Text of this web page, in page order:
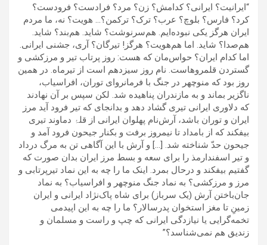
“ایرانیت؟ ایرانی؟ کدامش؟ زن؟ مرد؟ فرادست؟ فرودست؟
کرد؟ فارس؟ بلوچ؟ عرب؟ ترک؟ ترکمن؟… هویت؟ نه، ما مردم
ایران هرگز یکی نبوده‌ایم. هم‌سرنوشت؟ شاید. هم‌بند؟ شاید.
هم‌صدا؟ شاید. اما هم‌هویت؟ هرگز! تیرگان؟ آری، جشنی ایرانی.
اما کدام ایران؟ حواس‌مان که هست: روز پرتاب تیر و مرزکشی و
گستردن قلمروهاست. نام روز سیزدهم است از تیرماه. در همین
روز بود که منوچهر در جنگ با فرمانروای توران، افراسیاب،
ناگزیر بماند و به مازندران پناهیده شد. لکن سپس بر آن نهادند
که دلاوری ایرانی تیری گشاد دهد و بدانجای که تیر فرود آید مرز
ایران و توران باشد، آرش‌نام پهلوان ایرانی از قلۂ دماوند تیری
بیفکند که از بامداد تا نیمروز برفت و بکنار جیحون فرود آمد و
جیحون حدّ شناخته شد. […] و آرش با این آگاهی تن به مرگ درداد
و تیر اسفندارمذ را برای سعه و بسط مرز ایران بدان صورت که
گفتیم بیفکند و درحال بمرد. اینک ما را چه به این نماد تیرپرتابی و
مرز و مرزکشی؟ به نماد جنگ منوچهر و افراسیاب؟ به نماد
جان‌باختن آرش (یک سرباز) برای شاه پاک‌نژاد ایرانی و ایران
زمینِ تا مغز استخوان پدرسالار؟ ما را چه به این اپیدمی
تخمه‌گرایی یا نیازدگی ایرانی که چپ و راست و مسلمان و
زندیق هم نمی‌شناسد؟”